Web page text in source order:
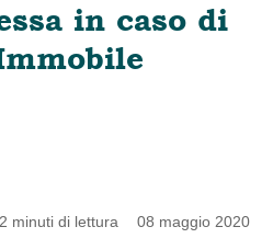
in caso di
2 minuti di lettura 08 maggio 2020